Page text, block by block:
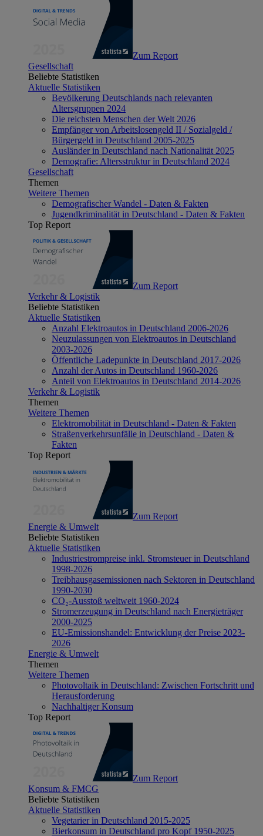
Zum Report
Gesellschaft
Beliebte Statistiken
Aktuelle Statistiken
Bevölkerung Deutschlands nach relevanten
Altersgruppen 2024
Die reichsten Menschen der Welt 2026
Empfänger von Arbeitslosengeld II / Sozialgeld /
Bürgergeld in Deutschland 2005-2025
Ausländer in Deutschland nach Nationalität 2025
Demografie: Altersstruktur in Deutschland 2024
Gesellschaft
Themen
Weitere Themen
Demografischer Wandel - Daten & Fakten
Jugendkriminalität in Deutschland - Daten & Fakten
Top Report
Zum Report
Verkehr & Logistik
Beliebte Statistiken
Aktuelle Statistiken
Anzahl Elektroautos in Deutschland 2006-2026
Neuzulassungen von Elektroautos in Deutschland
2003-2026
Öffentliche Ladepunkte in Deutschland 2017-2026
Anzahl der Autos in Deutschland 1960-2026
Anteil von Elektroautos in Deutschland 2014-2026
Verkehr & Logistik
Themen
Weitere Themen
Elektromobilität in Deutschland - Daten & Fakten
Straßenverkehrsunfälle in Deutschland - Daten &
Fakten
Top Report
Zum Report
Energie & Umwelt
Beliebte Statistiken
Aktuelle Statistiken
Industriestrompreise inkl. Stromsteuer in Deutschland
1998-2026
Treibhausgasemissionen nach Sektoren in Deutschland
1990-2030
CO₂-Ausstoß weltweit 1960-2024
Stromerzeugung in Deutschland nach Energieträger
2000-2025
EU-Emissionshandel: Entwicklung der Preise 2023-
2026
Energie & Umwelt
Themen
Weitere Themen
Photovoltaik in Deutschland: Zwischen Fortschritt und
Herausforderung
Nachhaltiger Konsum
Top Report
Zum Report
Konsum & FMCG
Beliebte Statistiken
Aktuelle Statistiken
Vegetarier in Deutschland 2015-2025
Bierkonsum in Deutschland pro Kopf 1950-2025